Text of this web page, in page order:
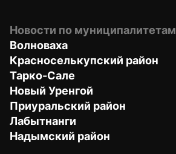
Новости по муниципалитетам
Волноваха
Красноселькупский район
Тарко-Сале
Новый Уренгой
Приуральский район
Лабытнанги
Надымский район